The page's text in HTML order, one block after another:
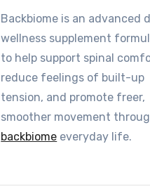
Backbiome is an advanced
wellness supplement
to help support spinal
reduce feelings of built-up
tension, and promote freer,
smoother movement
backbiome everyday life.